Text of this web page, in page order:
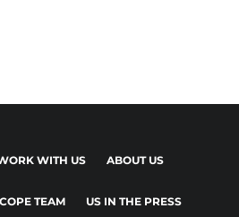
WITH US ABOUT US
TEAM US IN THE PRESS